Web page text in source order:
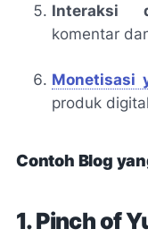
Interaksi
komentar
Monetisasi
produk
Contoh Blog
1. Pinch of